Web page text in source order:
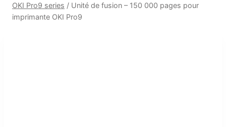
OKI Pro9 series / Unité de fusion – 150 000 pages pour
imprimante OKI Pro9